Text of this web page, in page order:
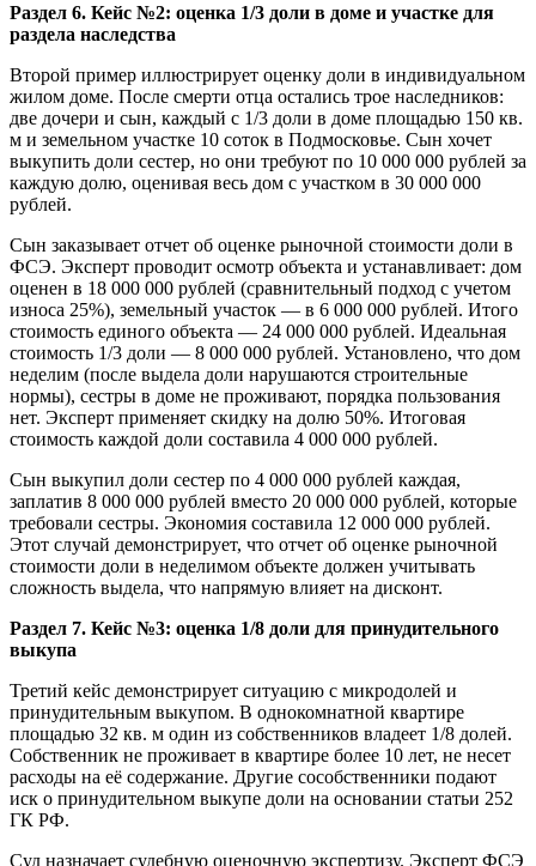
Раздел 6. Кейс №2: оценка 1/3 доли в доме и участке для
раздела наследства
Второй пример иллюстрирует оценку доли в индивидуальном
жилом доме. После смерти отца остались трое наследников:
две дочери и сын, каждый с 1/3 доли в доме площадью 150 кв.
м и земельном участке 10 соток в Подмосковье. Сын хочет
выкупить доли сестер, но они требуют по 10 000 000 рублей за
каждую долю, оценивая весь дом с участком в 30 000 000
рублей.
Сын заказывает отчет об оценке рыночной стоимости доли в
ФСЭ. Эксперт проводит осмотр объекта и устанавливает: дом
оценен в 18 000 000 рублей (сравнительный подход с учетом
износа 25%), земельный участок — в 6 000 000 рублей. Итого
стоимость единого объекта — 24 000 000 рублей. Идеальная
стоимость 1/3 доли — 8 000 000 рублей. Установлено, что дом
неделим (после выдела доли нарушаются строительные
нормы), сестры в доме не проживают, порядка пользования
нет. Эксперт применяет скидку на долю 50%. Итоговая
стоимость каждой доли составила 4 000 000 рублей.
Сын выкупил доли сестер по 4 000 000 рублей каждая,
заплатив 8 000 000 рублей вместо 20 000 000 рублей, которые
требовали сестры. Экономия составила 12 000 000 рублей.
Этот случай демонстрирует, что отчет об оценке рыночной
стоимости доли в неделимом объекте должен учитывать
сложность выдела, что напрямую влияет на дисконт.
Раздел 7. Кейс №3: оценка 1/8 доли для принудительного
выкупа
Третий кейс демонстрирует ситуацию с микродолей и
принудительным выкупом. В однокомнатной квартире
площадью 32 кв. м один из собственников владеет 1/8 долей.
Собственник не проживает в квартире более 10 лет, не несет
расходы на её содержание. Другие сособственники подают
иск о принудительном выкупе доли на основании статьи 252
ГК РФ.
Суд назначает судебную оценочную экспертизу. Эксперт ФСЭ